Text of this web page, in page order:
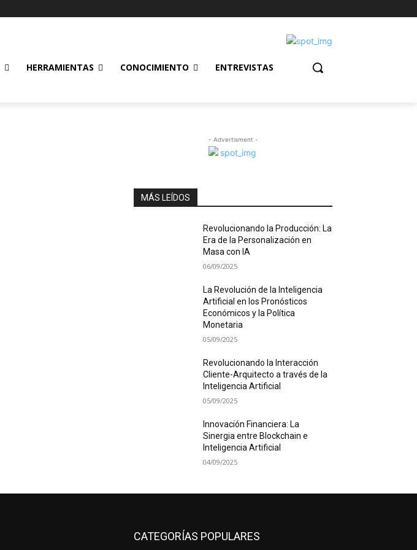
HERRAMIENTAS CONOCIMIENTO ENTREVISTAS
- Advertisment -
MÁS LEÍDOS
Revolucionando la Producción: La
Era de la Personalización en
Masa con IA
06/09/2025
La Revolución de la Inteligencia
Artificial en los Pronósticos
Económicos y la Política
Monetaria
05/09/2025
Revolucionando la Interacción
Cliente-Arquitecto a través de la
Inteligencia Artificial
05/09/2025
Innovación Financiera: La
Sinergia entre Blockchain e
Inteligencia Artificial
04/09/2025
CATEGORÍAS POPULARES